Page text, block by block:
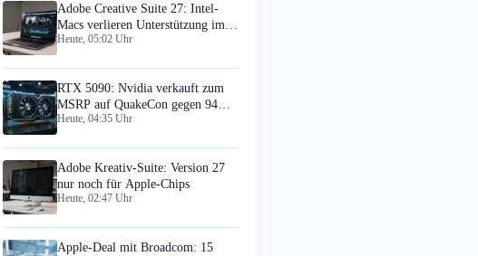
Adobe Creative Suite 27: Intel-
Macs verlieren Unterstützung im
Herbst
Heute, 05:02 Uhr
RTX 5090: Nvidia verkauft zum
MSRP auf QuakeCon gegen 94%
Aufschlag
Heute, 04:35 Uhr
Adobe Kreativ-Suite: Version 27
nur noch für Apple-Chips
Heute, 02:47 Uhr
Apple-Deal mit Broadcom: 15